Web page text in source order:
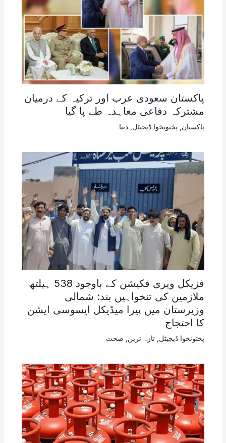
پاکستان سعودی عرب اور ترکیہ کے درمیان
مشترکہ دفاعی معاہدہ طے پا گیا
پاکستان پختونخوا ڈیجیٹل دنیا
فزیکل ویری فکیشن کے باوجود 538 ہیلتھ
ملازمین کی تنخواہیں بند: شمالی
وزیرستان میں پیرا میڈیکل ایسوسی ایشن
کا احتجاج
پختونخوا ڈیجیٹل تازہ ترین صحت